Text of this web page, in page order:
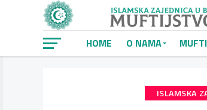
HOME O NAMA
ISLAMSKA